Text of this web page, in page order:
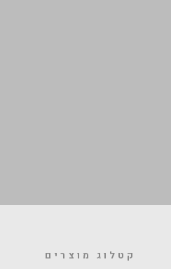
קטלוג מוצרים